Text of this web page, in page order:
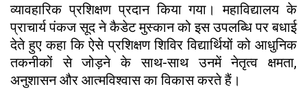
व्यावहारिक प्रशिक्षण प्रदान किया गया। महाविद्यालय के
प्राचार्य पंकज सूद ने कैडेट मुस्कान को इस उपलब्धि पर बधाई
देते हुए कहा कि ऐसे प्रशिक्षण शिविर विद्यार्थियों को आधुनिक
तकनीकों से जोड़ने के साथ-साथ उनमें नेतृत्व क्षमता,
अनुशासन और आत्मविश्वास का विकास करते हैं।